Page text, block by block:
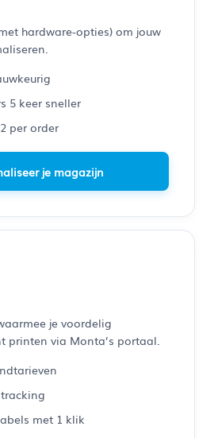
hardware-opties) om jouw
5 keer sneller
per order
je magazijn
je voordelig
printen via Monta’s portaal.
met 1 klik